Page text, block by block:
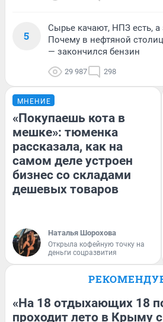
5
Сырье качают, НПЗ есть, а
Почему в нефтяной
— закончился бензин
29 987 298
МНЕНИЕ
«Покупаешь кота в
мешке»: тюменка
рассказала, как на
самом деле устроен
бизнес со складами
дешевых товаров
Наталья Шорохова
Открыла кофейную точку на
деньги соцразвития
«На 18 отдыхающих 18
проходит лето в Крыму